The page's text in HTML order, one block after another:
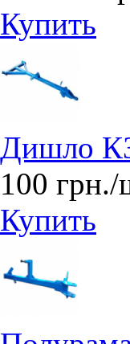
Купить
Дишло
100 грн./
Купить